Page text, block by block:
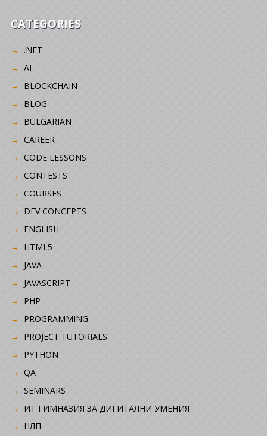
CATEGORIES
.NET
AI
BLOCKCHAIN
BLOG
BULGARIAN
CAREER
CODE LESSONS
CONTESTS
COURSES
DEV CONCEPTS
ENGLISH
HTML5
JAVA
JAVASCRIPT
PHP
PROGRAMMING
PROJECT TUTORIALS
PYTHON
QA
SEMINARS
ИТ ГИМНАЗИЯ ЗА ДИГИТАЛНИ УМЕНИЯ
НЛП